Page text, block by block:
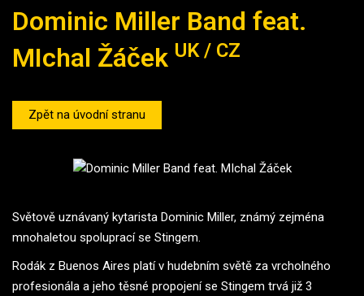
Dominic Miller Band feat.
MIchal Žáček UK / CZ
Zpět na úvodní stranu
Světově uznávaný kytarista Dominic Miller, známý zejména
mnohaletou spoluprací se Stingem.
Rodák z Buenos Aires platí v hudebním světě za vrcholného
profesionála a jeho těsné propojení se Stingem trvá již 3